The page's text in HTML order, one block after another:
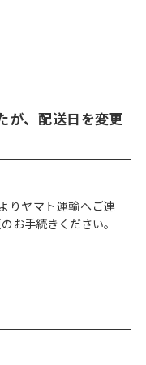
が、配送日を変更
りヤマト運輸へご連
お手続きください。